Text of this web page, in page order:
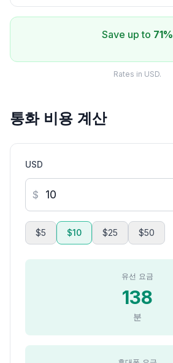
Save up to 71%
Rates in USD.
통화 비용 계산
USD
$
$5 $10 $25 $50
유선 요금
138
분